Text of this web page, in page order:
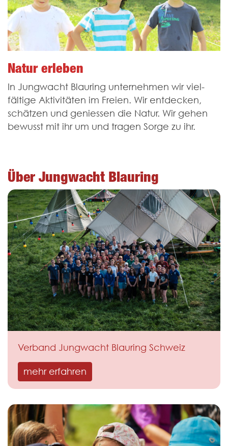
Natur erleben
In Jungwacht Blauring unter­nehmen wir viel­
fältige Aktivitäten im Freien. Wir entdecken,
schätzen und geniessen die Natur. Wir gehen
bewusst mit ihr um und tragen Sorge zu ihr.
Über Jungwacht Blauring
Verband Jungwacht Blauring Schweiz
mehr erfahren